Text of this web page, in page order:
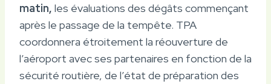
matin, les évaluations des dégâts commençant
après le passage de la tempête. TPA
coordonnera étroitement la réouverture de
l’aéroport avec ses partenaires en fonction de la
sécurité routière, de l’état de préparation des